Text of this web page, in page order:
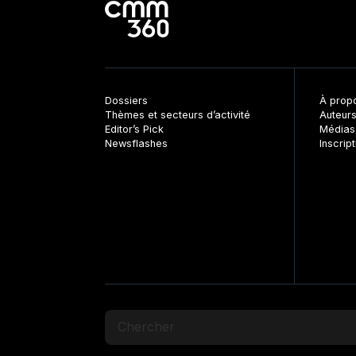
Dossiers
Thèmes et secteurs d’activité
Editor’s Pick
Newsflashes
À
Auteurs
Médias